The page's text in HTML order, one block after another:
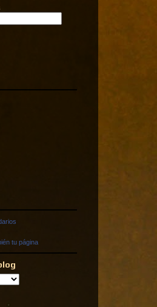
tu página